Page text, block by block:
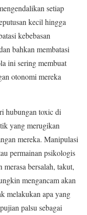
setiap
kecil hingga
kebebasan
bahkan membatasi
ini sering membuat
otonomi mereka
hubungan toxic di
yang merugikan
mereka. Manipulasi
permainan psikologis
bersalah, takut,
mengancam akan
melakukan apa yang
palsu sebagai